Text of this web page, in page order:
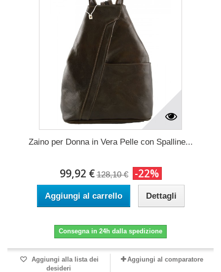
Zaino per Donna in Vera Pelle con Spalline...
99,92 € 128,10 € -22%
Aggiungi al carrello Dettagli
Consegna in 24h dalla spedizione
Aggiungi alla lista dei
desideri
Aggiungi al comparatore